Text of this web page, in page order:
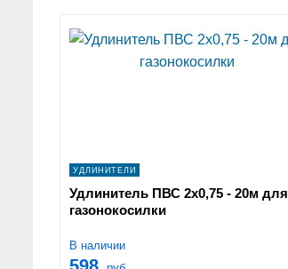
УДЛИНИТЕЛИ
Удлинитель ПВС 2х0,75 - 20м для
газонокосилки
В наличии